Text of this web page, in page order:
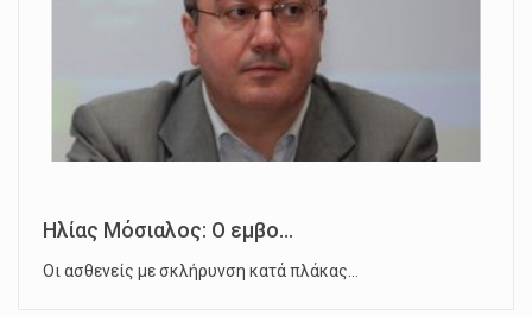
Ηλίας Μόσιαλος: Ο εμβο...
Οι ασθενείς με σκλήρυνση κατά πλάκας…